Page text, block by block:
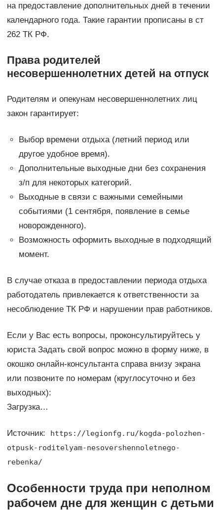
на предоставление дополнительных дней в течении
календарного года. Такие гарантии прописаны в ст
262 ТК РФ.
Права родителей
несовершеннолетних детей на отпуск
Родителям и опекунам несовершеннолетних лиц
закон гарантирует:
Выбор времени отдыха (летний период или
другое удобное время).
Дополнительные выходные дни без сохранения
з/п для некоторых категорий.
Выходные в связи с важными семейными
событиями (1 сентября, появление в семье
новорожденного).
Возможность оформить выходные в подходящий
момент.
В случае отказа в предоставлении периода отдыха
работодатель привлекается к ответственности за
несоблюдение ТК РФ и нарушении прав работников.
Если у Вас есть вопросы, проконсультируйтесь у
юриста Задать свой вопрос можно в форму ниже, в
окошко онлайн-консультанта справа внизу экрана
или позвоните по номерам (круглосуточно и без
выходных):
Загрузка…
Источник:
https://legionfg.ru/kogda-polozhen-
otpusk-roditelyam-nesovershennoletnego-
rebenka/
Особенности труда при неполном
рабочем дне для женщин с детьми